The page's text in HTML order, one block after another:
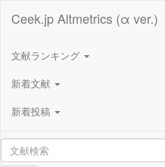
Ceek.jp Altmetrics (α ver.)
文献ランキング
新着文献
新着投稿